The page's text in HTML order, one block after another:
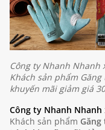
Công ty Nhanh
Khách sản phẩm
khuyến mãi giảm giá
Công ty Nhanh Nhanh
Khách sản phẩm Găng